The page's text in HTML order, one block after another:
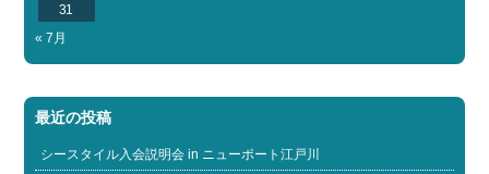
31
« 7月
最近の投稿
シースタイル入会説明会 in ニューポート江戸川